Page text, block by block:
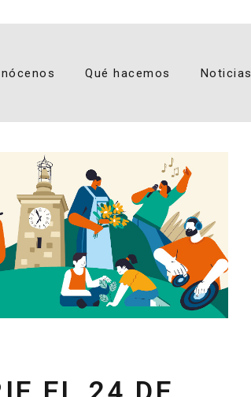
Qué hacemos Noticias